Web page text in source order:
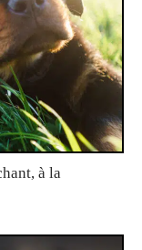
à la